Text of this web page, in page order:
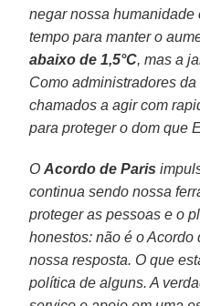
negar nossa humanidade
tempo para manter o
abaixo de 1,5°C, mas a
Como administradores
chamados a agir com
para proteger o dom que
OAcordo de Paris
continua sendo nossa
proteger as pessoas e o
honestos: não é o Acordo
nossa resposta. O que
política de alguns. A